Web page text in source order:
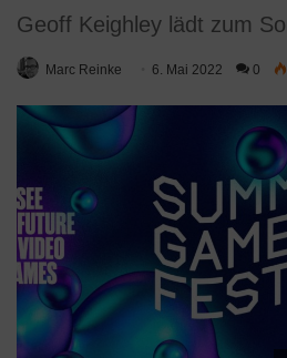
Geoff Keighley lädt zum
Marc Reinke 6. Mai 2022 0